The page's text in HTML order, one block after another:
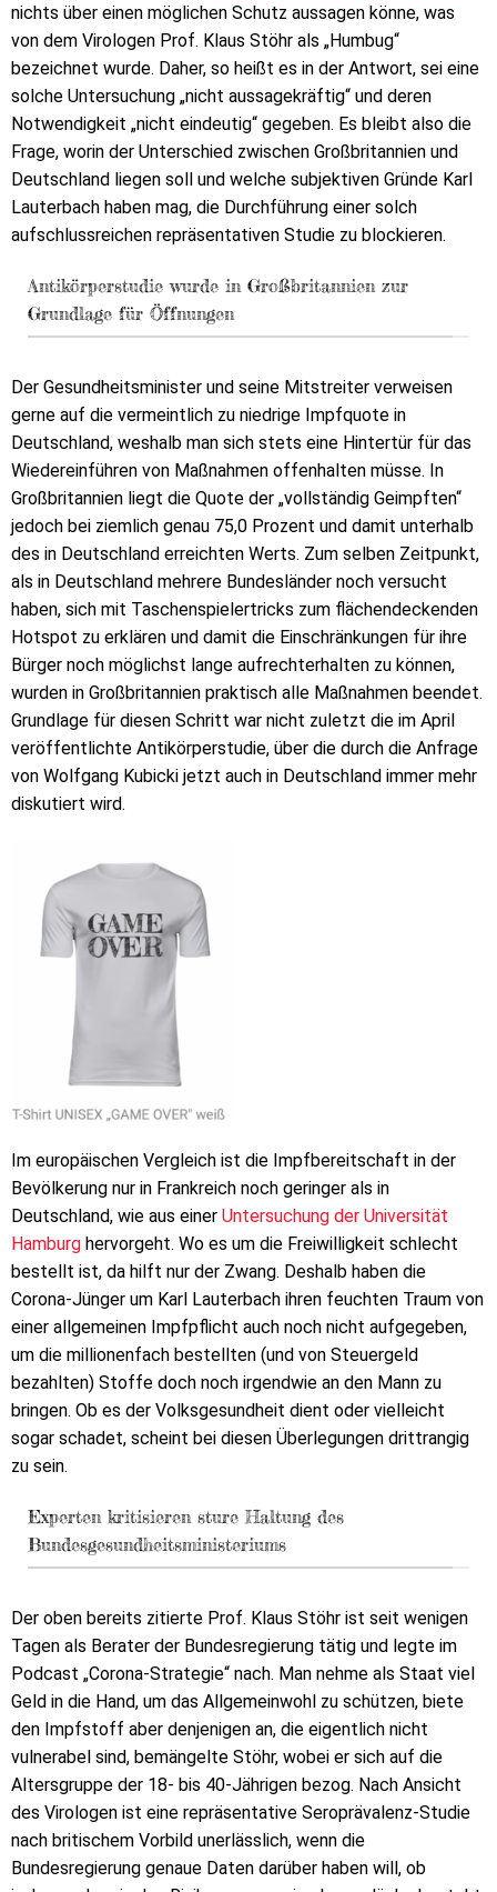
nichts über einen möglichen Schutz aussagen könne, was
von dem Virologen Prof. Klaus Stöhr als „Humbug“
bezeichnet wurde. Daher, so heißt es in der Antwort, sei eine
solche Untersuchung „nicht aussagekräftig“ und deren
Notwendigkeit „nicht eindeutig“ gegeben. Es bleibt also die
Frage, worin der Unterschied zwischen Großbritannien und
Deutschland liegen soll und welche subjektiven Gründe Karl
Lauterbach haben mag, die Durchführung einer solch
aufschlussreichen repräsentativen Studie zu blockieren.
Antikörperstudie wurde in Großbritannien zur
Grundlage für Öffnungen
Der Gesundheitsminister und seine Mitstreiter verweisen
gerne auf die vermeintlich zu niedrige Impfquote in
Deutschland, weshalb man sich stets eine Hintertür für das
Wiedereinführen von Maßnahmen offenhalten müsse. In
Großbritannien liegt die Quote der „vollständig Geimpften“
jedoch bei ziemlich genau 75,0 Prozent und damit unterhalb
des in Deutschland erreichten Werts. Zum selben Zeitpunkt,
als in Deutschland mehrere Bundesländer noch versucht
haben, sich mit Taschenspielertricks zum flächendeckenden
Hotspot zu erklären und damit die Einschränkungen für ihre
Bürger noch möglichst lange aufrechterhalten zu können,
wurden in Großbritannien praktisch alle Maßnahmen beendet.
Grundlage für diesen Schritt war nicht zuletzt die im April
veröffentlichte Antikörperstudie, über die durch die Anfrage
von Wolfgang Kubicki jetzt auch in Deutschland immer mehr
diskutiert wird.
Im europäischen Vergleich ist die Impfbereitschaft in der
Bevölkerung nur in Frankreich noch geringer als in
Deutschland, wie aus einer Untersuchung der Universität
Hamburg hervorgeht. Wo es um die Freiwilligkeit schlecht
bestellt ist, da hilft nur der Zwang. Deshalb haben die
Corona-Jünger um Karl Lauterbach ihren feuchten Traum von
einer allgemeinen Impfpflicht auch noch nicht aufgegeben,
um die millionenfach bestellten (und von Steuergeld
bezahlten) Stoffe doch noch irgendwie an den Mann zu
bringen. Ob es der Volksgesundheit dient oder vielleicht
sogar schadet, scheint bei diesen Überlegungen drittrangig
zu sein.
Experten kritisieren sture Haltung des
Bundesgesundheitsministeriums
Der oben bereits zitierte Prof. Klaus Stöhr ist seit wenigen
Tagen als Berater der Bundesregierung tätig und legte im
Podcast „Corona-Strategie“ nach. Man nehme als Staat viel
Geld in die Hand, um das Allgemeinwohl zu schützen, biete
den Impfstoff aber denjenigen an, die eigentlich nicht
vulnerabel sind, bemängelte Stöhr, wobei er sich auf die
Altersgruppe der 18- bis 40-Jährigen bezog. Nach Ansicht
des Virologen ist eine repräsentative Seroprävalenz-Studie
nach britischem Vorbild unerlässlich, wenn die
Bundesregierung genaue Daten darüber haben will, ob